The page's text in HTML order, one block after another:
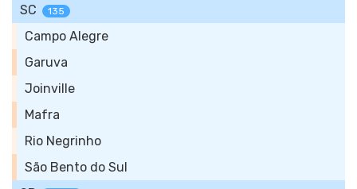
SC
135
Campo Alegre
Garuva
Joinville
Mafra
Rio Negrinho
São Bento do Sul